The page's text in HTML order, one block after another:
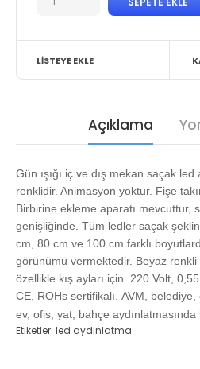
LISTEYE EKLE
Açıklama
Gün ışığı iç ve dış mekan saçak led
renklidir. Animasyon yoktur. Fişe
Birbirine ekleme aparatı mevcuttur,
genişliğinde. Tüm ledler saçak
cm, 80 cm ve 100 cm farklı
görünümü vermektedir. Beyaz
özellikle kış ayları için. 220 Volt,
CE, ROHs sertifikalı. AVM, belediye,
ev, ofis, yat, bahçe aydınlatmasında
Etiketler: led aydınlatma